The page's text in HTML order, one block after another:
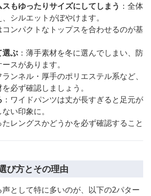
スもゆったりサイズにしてしまう ：全体
シルエットがぼやけます。
ンパクトなトップスを合わせるのが基
選ぶ ：薄手素材を冬に選んでしまい、防
スがあります。
ンネル・厚手のポリエステル系など、
必ず確認しましょう。
：ワイドパンツは丈が長すぎると足元が
い印象に。
レングスかどうかを必ず確認すること
び方とその理由
として特に多いのが、以下の2パター